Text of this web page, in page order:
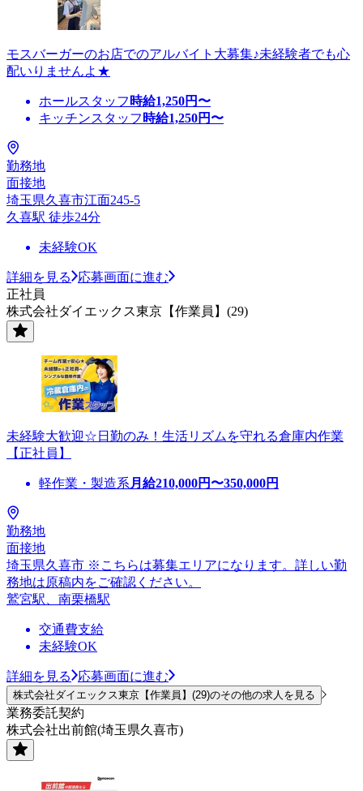
モスバーガーのお店でのアルバイト大募集♪未経験者でも心
配いりませんよ★
ホールスタッフ 時給1,250円〜
キッチンスタッフ 時給1,250円〜
勤務地
面接地
埼玉県久喜市江面245-5
久喜駅 徒歩24分
未経験OK
詳細を見る
応募画面に進む
正社員
株式会社ダイエックス東京【作業員】(29)
未経験大歓迎☆日勤のみ！生活リズムを守れる倉庫内作業
【正社員】
軽作業・製造系 月給210,000円〜350,000円
勤務地
面接地
埼玉県久喜市 ※こちらは募集エリアになります。詳しい勤
務地は原稿内をご確認ください。
鷲宮駅、南栗橋駅
交通費支給
未経験OK
詳細を見る 応募画面に進む
株式会社ダイエックス東京【作業員】(29)のその他の求人を見る
業務委託契約
株式会社出前館(埼玉県久喜市)